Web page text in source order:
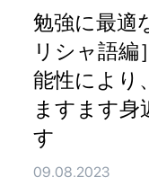
勉強に最適
リシャ語編
能性により
ますます身
す
09.08.2023